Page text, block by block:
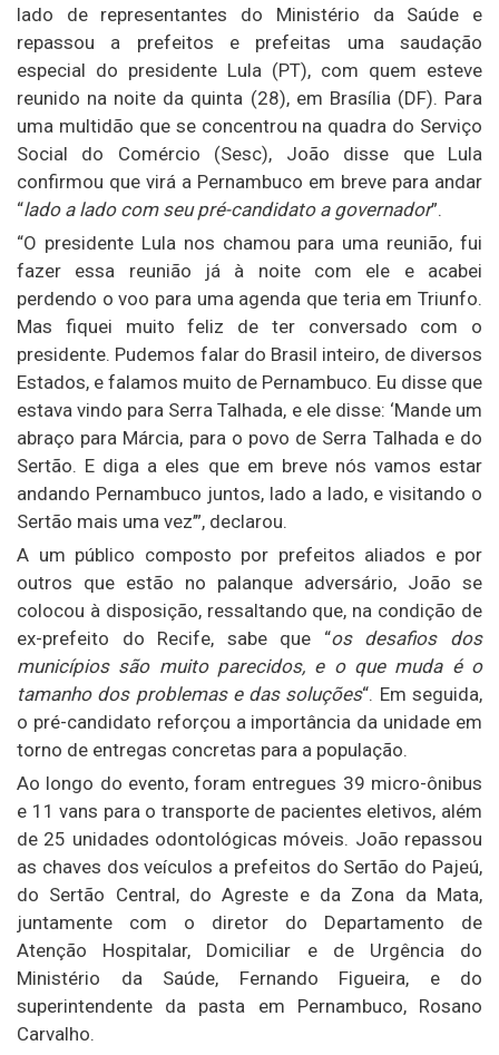
lado de representantes do Ministério da Saúde e
repassou a prefeitos e prefeitas uma saudação
especial do presidente Lula (PT), com quem esteve
reunido na noite da quinta (28), em Brasília (DF). Para
uma multidão que se concentrou na quadra do Serviço
Social do Comércio (Sesc), João disse que Lula
confirmou que virá a Pernambuco em breve para andar
“lado a lado com seu pré-candidato a governador”.
“O presidente Lula nos chamou para uma reunião, fui
fazer essa reunião já à noite com ele e acabei
perdendo o voo para uma agenda que teria em Triunfo.
Mas fiquei muito feliz de ter conversado com o
presidente. Pudemos falar do Brasil inteiro, de diversos
Estados, e falamos muito de Pernambuco. Eu disse que
estava vindo para Serra Talhada, e ele disse: ‘Mande um
abraço para Márcia, para o povo de Serra Talhada e do
Sertão. E diga a eles que em breve nós vamos estar
andando Pernambuco juntos, lado a lado, e visitando o
Sertão mais uma vez’”, declarou.
A um público composto por prefeitos aliados e por
outros que estão no palanque adversário, João se
colocou à disposição, ressaltando que, na condição de
ex-prefeito do Recife, sabe que “os desafios dos
municípios são muito parecidos, e o que muda é o
tamanho dos problemas e das soluções“. Em seguida,
o pré-candidato reforçou a importância da unidade em
torno de entregas concretas para a população.
Ao longo do evento, foram entregues 39 micro-ônibus
e 11 vans para o transporte de pacientes eletivos, além
de 25 unidades odontológicas móveis. João repassou
as chaves dos veículos a prefeitos do Sertão do Pajeú,
do Sertão Central, do Agreste e da Zona da Mata,
juntamente com o diretor do Departamento de
Atenção Hospitalar, Domiciliar e de Urgência do
Ministério da Saúde, Fernando Figueira, e do
superintendente da pasta em Pernambuco, Rosano
Carvalho.